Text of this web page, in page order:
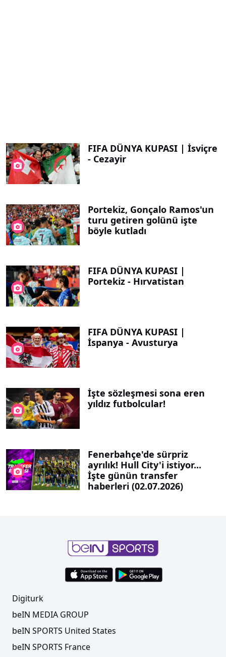
FIFA DÜNYA KUPASI | İsviçre
- Cezayir
Portekiz, Gonçalo Ramos'un
turu getiren golünü işte
böyle kutladı
FIFA DÜNYA KUPASI |
Portekiz - Hırvatistan
FIFA DÜNYA KUPASI |
İspanya - Avusturya
İşte sözleşmesi sona eren
yıldız futbolcular!
Fenerbahçe'de sürpriz
ayrılık! Hull City'i istiyor...
İşte günün transfer
haberleri (02.07.2026)
Digiturk
beIN MEDIA GROUP
beIN SPORTS United States
beIN SPORTS France